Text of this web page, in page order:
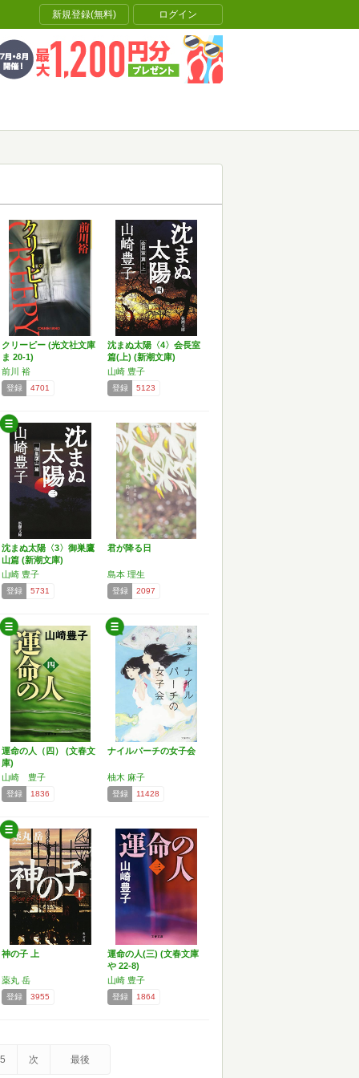
新規登録(無料) ログイン
クリーピー (光文社文庫
ま 20-1)
前川 裕
登録 4701
沈まぬ太陽〈4〉会長室
篇(上) (新潮文庫)
山崎 豊子
登録 5123
沈まぬ太陽〈3〉御巣鷹
山篇 (新潮文庫)
山崎 豊子
登録 5731
君が降る日
島本 理生
登録 2097
運命の人（四） (文春文
庫)
山崎 豊子
登録 1836
ナイルパーチの女子会
柚木 麻子
登録 11428
神の子 上
薬丸 岳
登録 3955
運命の人(三) (文春文庫
や 22-8)
山崎 豊子
登録 1864
5 次 最後